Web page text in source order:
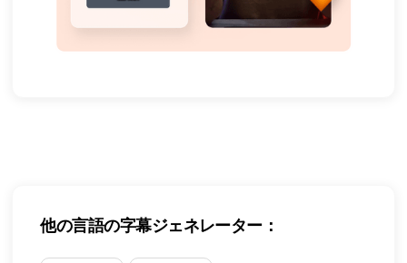
他の言語の字幕ジェネレーター：